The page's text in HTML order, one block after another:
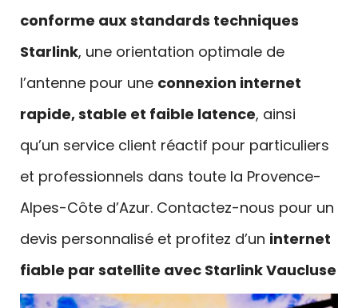
conforme aux standards techniques
Starlink, une orientation optimale de
l’antenne pour une connexion internet
rapide, stable et faible latence, ainsi
qu’un service client réactif pour particuliers
et professionnels dans toute la Provence-
Alpes-Côte d’Azur. Contactez-nous pour un
devis personnalisé et profitez d’un internet
fiable par satellite avec Starlink Vaucluse